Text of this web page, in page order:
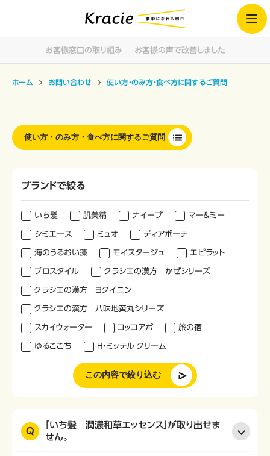
お客様窓口の取り組み お客様の声で改善しました
ホーム お問い合わせ 使い方・のみ方・食べ方に関するご質問
使い方・のみ方・食べ方に関するご質問
ブランドで絞る
いち髪 肌美精 ナイーブ マー＆ミー
シミエース ミュオ ディアボーテ
海のうるおい藻 モイスタージュ エピラット
プロスタイル クラシエの漢方 かぜシリーズ
クラシエの漢方 ヨクイニン
クラシエの漢方 八味地黄丸シリーズ
スカイウォーター コッコアポ 旅の宿
ゆるここち H・ミッテル クリーム
この内容で絞り込む
Q
「いち髪 潤濃和草エッセンス」が取り出せま
せん。